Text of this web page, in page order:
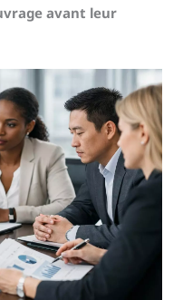
avant leur